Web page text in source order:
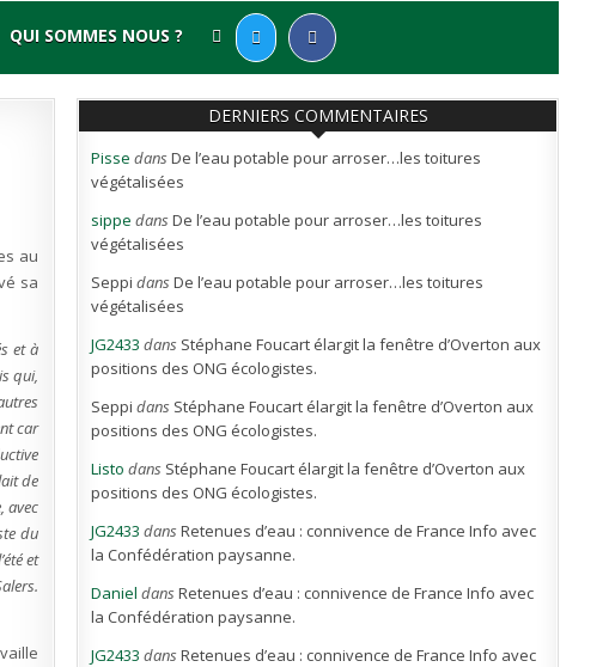
QUI SOMMES NOUS ?
au
sa
et à
qui,
car
de
avec
du
et
DERNIERS COMMENTAIRES
Pisse dansDe l’eau potable pour arroser…les toitures
végétalisées
sippe dansDe l’eau potable pour arroser…les toitures
végétalisées
Seppi dansDe l’eau potable pour arroser…les toitures
végétalisées
JG2433 dans Stéphane Foucart élargit la fenêtre d’Overton aux
positions des ONG écologistes.
Seppi dans Stéphane Foucart élargit la fenêtre d’Overton aux
positions des ONG écologistes.
Listo dans Stéphane Foucart élargit la fenêtre d’Overton aux
positions des ONG écologistes.
JG2433 dansRetenues d’eau : connivence de France Info avec
la Confédération paysanne.
Daniel dansRetenues d’eau : connivence de France Info avec
la Confédération paysanne.
JG2433 dansRetenues d’eau : connivence de France Info avec